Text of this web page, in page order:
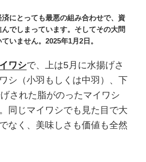
にとっても最悪の組み合わせで、資
でしまっています。そしてその大問
いません。2025年1月2日。
ワシで、上は5月に水揚げさ
シ（小羽もしくは中羽）、下
された脂がのったマイワシ
同じマイワシでも見た目で大
なく、美味しさも価値も全然